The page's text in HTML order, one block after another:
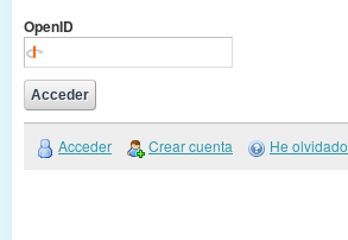
OpenID
Acceder Crear cuenta He